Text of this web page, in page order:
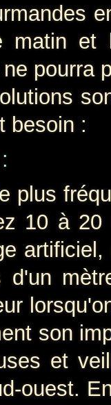
matin et
pourra
besoin :
:
10 à
son
et
ouest.